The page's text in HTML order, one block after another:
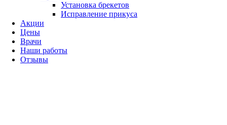
Установка брекетов
Исправление прикуса
Акции
Цены
Врачи
Наши работы
Отзывы